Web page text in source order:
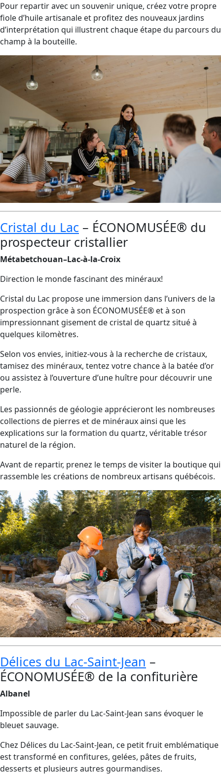
Pour repartir avec un souvenir unique, créez votre propre
fiole d’huile artisanale et profitez des nouveaux jardins
d’interprétation qui illustrent chaque étape du parcours du
champ à la bouteille.
Cristal du Lac – ÉCONOMUSÉE® du
prospecteur cristallier
Métabetchouan–Lac-à-la-Croix
Direction le monde fascinant des minéraux!
Cristal du Lac propose une immersion dans l’univers de la
prospection grâce à son ÉCONOMUSÉE® et à son
impressionnant gisement de cristal de quartz situé à
quelques kilomètres.
Selon vos envies, initiez-vous à la recherche de cristaux,
tamisez des minéraux, tentez votre chance à la batée d’or
ou assistez à l’ouverture d’une huître pour découvrir une
perle.
Les passionnés de géologie apprécieront les nombreuses
collections de pierres et de minéraux ainsi que les
explications sur la formation du quartz, véritable trésor
naturel de la région.
Avant de repartir, prenez le temps de visiter la boutique qui
rassemble les créations de nombreux artisans québécois.
Délices du Lac-Saint-Jean –
ÉCONOMUSÉE® de la confiturière
Albanel
Impossible de parler du Lac-Saint-Jean sans évoquer le
bleuet sauvage.
Chez Délices du Lac-Saint-Jean, ce petit fruit emblématique
est transformé en confitures, gelées, pâtes de fruits,
desserts et plusieurs autres gourmandises.